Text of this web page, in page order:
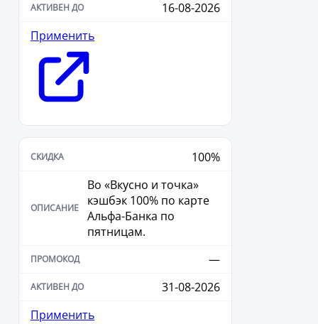
16-08-2026
Применить
100%
Во «Вкусно и точка»
кэшбэк 100% по карте
Альфа-Банка по
пятницам.
—
31-08-2026
Применить